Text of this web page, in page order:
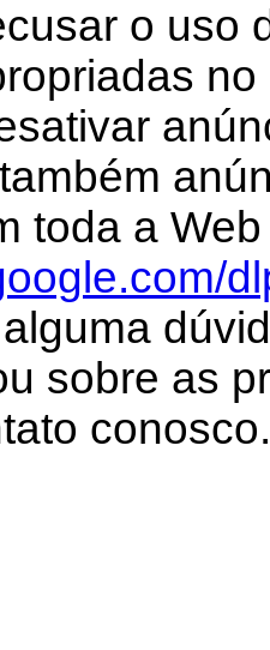
o uso
toda a
sobre as
conosco.